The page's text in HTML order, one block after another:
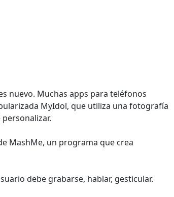
nuevo. Muchas apps para teléfonos
MyIdol, que utiliza una fotografía
MashMe, un programa que crea
debe grabarse, hablar, gesticular.